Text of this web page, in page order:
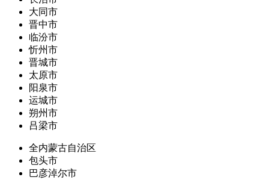
大同市
晋中市
临汾市
忻州市
晋城市
太原市
阳泉市
运城市
朔州市
吕梁市
全内蒙古自治区
包头市
巴彦淖尔市